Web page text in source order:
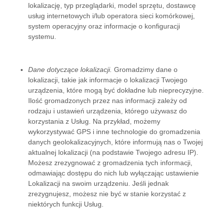
lokalizację, typ przeglądarki, model sprzętu, dostawcę
usług internetowych i/lub operatora sieci komórkowej,
system operacyjny oraz informacje o konfiguracji
systemu.
Dane dotyczące lokalizacji. Gromadzimy dane o
lokalizacji, takie jak informacje o lokalizacji Twojego
urządzenia, które mogą być dokładne lub nieprecyzyjne.
Ilość gromadzonych przez nas informacji zależy od
rodzaju i ustawień urządzenia, którego używasz do
korzystania z Usług. Na przykład, możemy
wykorzystywać GPS i inne technologie do gromadzenia
danych geolokalizacyjnych, które informują nas o Twojej
aktualnej lokalizacji (na podstawie Twojego adresu IP).
Możesz zrezygnować z gromadzenia tych informacji,
odmawiając dostępu do nich lub wyłączając ustawienie
Lokalizacji na swoim urządzeniu. Jeśli jednak
zrezygnujesz, możesz nie być w stanie korzystać z
niektórych funkcji Usług.